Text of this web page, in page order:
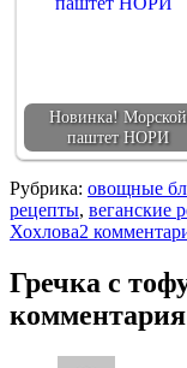
Новинка! Морской
паштет НОРИ
Рубрика: овощные
рецепты, веганские
Хохлова2
Гречка с
комментария